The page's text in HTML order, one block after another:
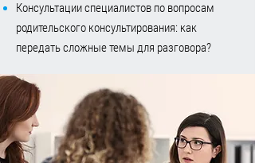
Консультации специалистов по вопросам
родительского консультирования: как
передать сложные темы для разговора?